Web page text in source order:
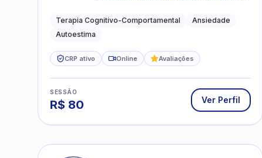
práticas para o cotidiano
Terapia Cognitivo-Comportamental
Ansiedade
Autoestima
CRP ativo Online Avaliações
SESSÃO
R$ 80 Ver Perfil